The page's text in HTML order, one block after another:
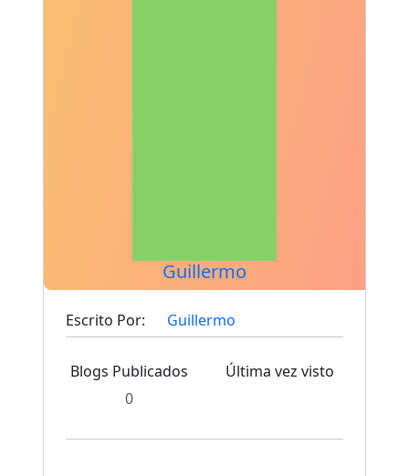
Guillermo
Escrito Por: Guillermo
Blogs Publicados
0
Última vez visto